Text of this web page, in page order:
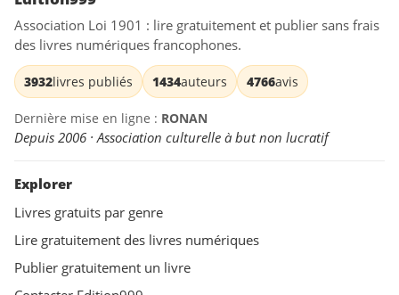
Association Loi 1901 : lire gratuitement et publier sans frais
des livres numériques francophones.
3932livres publiés 1434auteurs 4766avis
Dernière mise en ligne : RONAN
Depuis 2006 · Association culturelle à but non lucratif
Explorer
Livres gratuits par genre
Lire gratuitement des livres numériques
Publier gratuitement un livre